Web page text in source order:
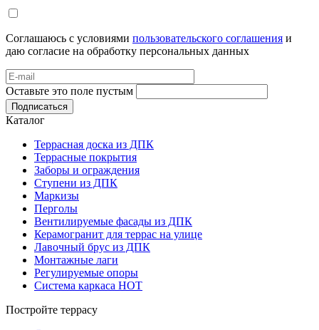
Соглашаюсь с условиями пользовательского соглашения и
даю согласие на обработку персональных данных
Оставьте это поле пустым
Подписаться
Каталог
Террасная доска из ДПК
Террасные покрытия
Заборы и ограждения
Ступени из ДПК
Маркизы
Перголы
Вентилируемые фасады из ДПК
Керамогранит для террас на улице
Лавочный брус из ДПК
Монтажные лаги
Регулируемые опоры
Система каркаса НОТ
Постройте террасу